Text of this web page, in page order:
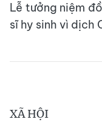
Lễ tưởng niệm
sĩ hy sinh vì dịch
XÃ HỘI